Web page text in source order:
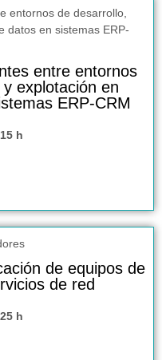
entre entornos
explotación en
ERP-CRM
15 h
de equipos de
de red
25 h